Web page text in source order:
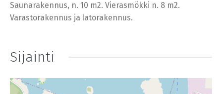
Saunarakennus, n. 10 m2. Vierasmökki n. 8 m2.
Varastorakennus ja latorakennus.
Sijainti